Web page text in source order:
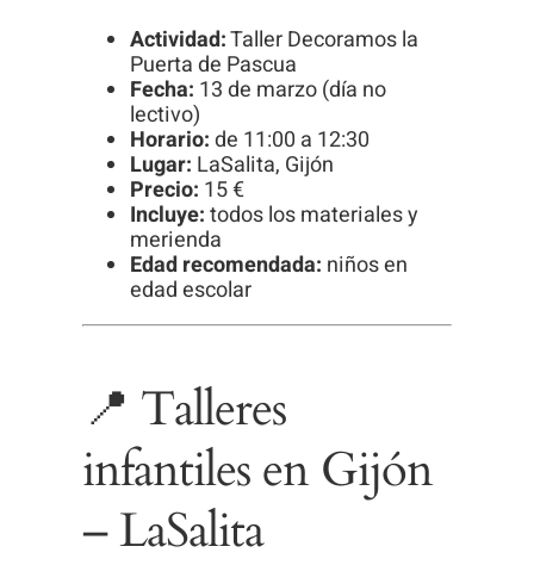
Actividad:Taller Decoramos la
Puerta de Pascua
Fecha: 13 de marzo (día no
lectivo)
Horario:de 11:00 a 12:30
Lugar: LaSalita, Gijón
Precio: 15 €
Incluye:todos los materiales y
merienda
Edad recomendada: niños en
edad escolar
📍 Talleres
infantiles en Gijón
– LaSalita